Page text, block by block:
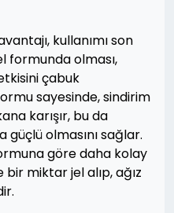
kullanımı son
formunda olması,
çabuk
sayesinde, sindirim
karışır, bu da
güçlü olmasını sağlar.
göre daha kolay
miktar jel alıp, ağız